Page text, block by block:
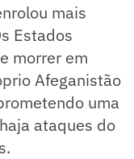
mais
Estados
morrer em
Afeganistão
uma
ataques do